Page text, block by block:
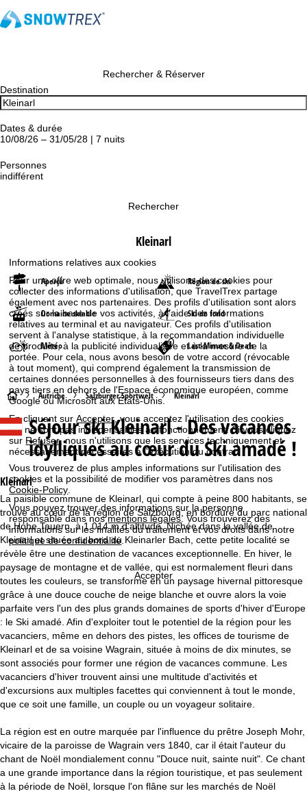
Informations relatives aux cookies
Pour une offre web optimale, nous utilisons des cookies pour
collecter des informations d'utilisation, que TravelTrex partage
également avec nos partenaires. Des profils d'utilisation sont alors
créés sur la base de vos activités, à l'aide des informations
relatives au terminal et au navigateur. Ces profils d'utilisation
servent à l'analyse statistique, à la recommandation individuelle
de produits, à la publicité individualisée et à la mesure de la
portée. Pour cela, nous avons besoin de votre accord (révocable
à tout moment), qui comprend également la transmission de
certaines données personnelles à des fournisseurs tiers dans des
pays tiers en dehors de l'Espace économique européen, comme
Google ou Microsoft aux États-Unis.
En cliquant surAccepter , vous acceptez l'utilisation des cookies
qui ne sont pas indispensables au fonctionnement. Si vous cliquez
sur Refuser, nous n'utilisons que les services techniquement et
nécessairement nécessaires à l'exécution du contrat.
Vous trouverez de plus amples informations sur l'utilisation des
cookies et la possibilité de modifier vos paramètres dans nos
Cookie-Policy.
Vous pouvez trouver des informations sur la personne
responsable dans nosmentions légales. Vous trouverez des
informations sur les finalités du traitement et vos droits dans notre
politique de confidentialité.
Accepter
Rechercher & Réserver
Destination
Dates & durée
10/08/26 – 31/05/28 | 7 nuits
Personnes
indifférent
Rechercher
Kleinarl
Aperçu Région de ski
Domaine skiable Ski de fond
Météo Last-Minute & Deals
P
a
g
e
d
'
c
c
u
e
i
l
Autriche Salzburger Sportwelt Kleinarl
Séjour skiKleinarl - Des vacances
idylliques au cœur du Ski amadé !
Kleinarl
La paisible commune de Kleinarl, qui compte à peine 800 habitants, se
trouve au cœur de la région de Salzbourg, en bordure du parc national
de Hohe Tauern, à 1 014 m d'altitude. Nichée dans la vallée de
Kleinarl et située au bord du Kleinarler Bach, cette petite localité se
révèle être une destination de vacances exceptionnelle. En hiver, le
paysage de montagne et de vallée, qui est normalement fleuri dans
toutes les couleurs, se transforme en un paysage hivernal pittoresque
grâce à une douce couche de neige blanche et ouvre alors la voie
parfaite vers l'un des plus grands domaines de sports d'hiver d'Europe
: le Ski amadé. Afin d'exploiter tout le potentiel de la région pour les
vacanciers, même en dehors des pistes, les offices de tourisme de
Kleinarl et de sa voisine Wagrain, située à moins de dix minutes, se
sont associés pour former une région de vacances commune. Les
vacanciers d'hiver trouvent ainsi une multitude d'activités et
d'excursions aux multiples facettes qui conviennent à tout le monde,
que ce soit une famille, un couple ou un voyageur solitaire.
La région est en outre marquée par l'influence du prêtre Joseph Mohr,
vicaire de la paroisse de Wagrain vers 1840, car il était l'auteur du
chant de Noël mondialement connu "Douce nuit, sainte nuit". Ce chant
a une grande importance dans la région touristique, et pas seulement
à la période de Noël, lorsque l'on flâne sur les marchés de Noël